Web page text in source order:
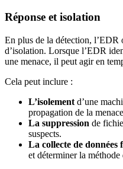
Réponse et isolation
En plus de la détection, l’EDR
d’isolation. Lorsque l’EDR
une menace, il peut agir en
Cela peut inclure :
L’isolement d’une
propagation de la
La suppression de
suspects.
La collecte de données
et déterminer la méthode